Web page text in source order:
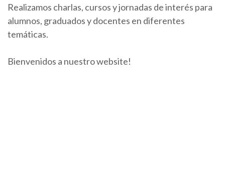
Realizamos charlas, cursos y jornadas de interés para
alumnos, graduados y docentes en diferentes
temáticas.
Bienvenidos a nuestro website!